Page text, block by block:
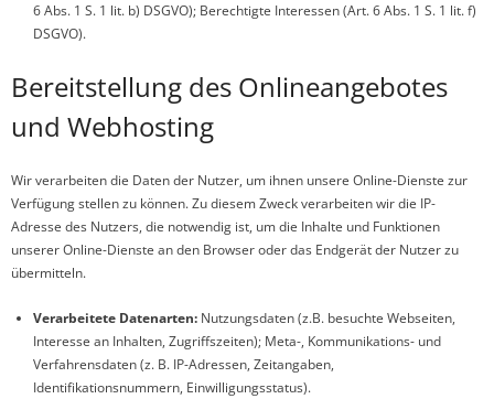
6 Abs. 1 S. 1 lit. b) DSGVO); Berechtigte Interessen (Art. 6 Abs. 1 S. 1 lit. f)
DSGVO).
Bereitstellung des Onlineangebotes
und Webhosting
Wir verarbeiten die Daten der Nutzer, um ihnen unsere Online-Dienste zur
Verfügung stellen zu können. Zu diesem Zweck verarbeiten wir die IP-
Adresse des Nutzers, die notwendig ist, um die Inhalte und Funktionen
unserer Online-Dienste an den Browser oder das Endgerät der Nutzer zu
übermitteln.
Verarbeitete Datenarten: Nutzungsdaten (z.B. besuchte Webseiten,
Interesse an Inhalten, Zugriffszeiten); Meta-, Kommunikations- und
Verfahrensdaten (z. B. IP-Adressen, Zeitangaben,
Identifikationsnummern, Einwilligungsstatus).